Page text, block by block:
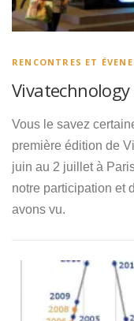
RENCONTRES ET
Vivatechnology
Vous le savez
première édition de
juin au 2 juillet à
notre participation et
avons vu.